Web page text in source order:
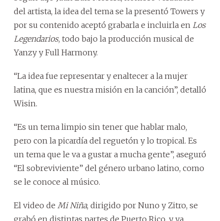
del artista, la idea del tema se la presentó Towers y
por su contenido aceptó grabarla e incluirla en Los
Legendarios, todo bajo la producción musical de
Yanzy y Full Harmony.
“La idea fue representar y enaltecer a la mujer
latina, que es nuestra misión en la canción”, detalló
Wisin.
“Es un tema limpio sin tener que hablar malo,
pero con la picardía del reguetón y lo tropical. Es
un tema que le va a gustar a mucha gente”, aseguró
“El sobreviviente” del género urbano latino, como
se le conoce al músico.
El video de Mi Niña, dirigido por Nuno y Zitro, se
grabó en distintas partes de Puerto Rico, y ya